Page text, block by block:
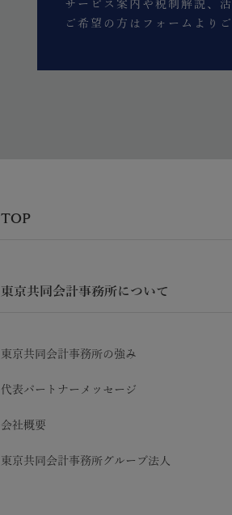
サービス案内や税制解説、
ご希望の方はフォームより
TOP
東京共同会計事務所について
東京共同会計事務所の強み
代表パートナーメッセージ
会社概要
東京共同会計事務所グループ法人